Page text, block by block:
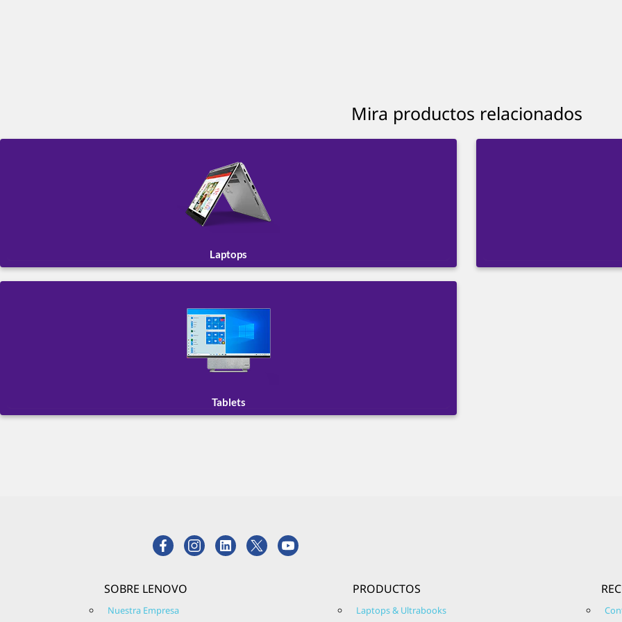
Mira productos relacionados
Laptops
Tablets
SOBRE LENOVO
Nuestra Empresa
PRODUCTOS
Laptops & Ultrabooks